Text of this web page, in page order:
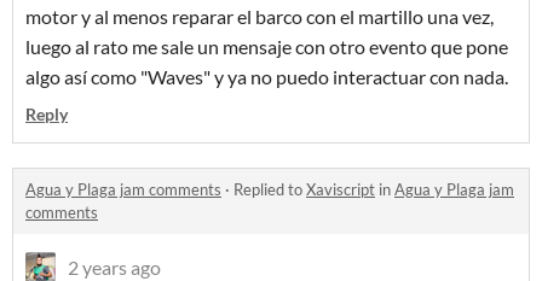
motor y al menos reparar el barco con el martillo una vez,
luego al rato me sale un mensaje con otro evento que pone
algo así como "Waves" y ya no puedo interactuar con nada.
Reply
Agua y Plaga jam comments · Replied toXaviscript inAgua y Plaga jam
comments
2 years ago